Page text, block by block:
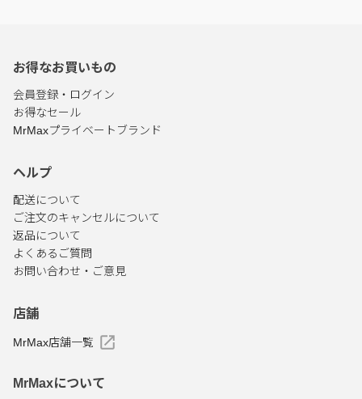
お得なお買いもの
会員登録・ログイン
お得なセール
MrMaxプライベートブランド
ヘルプ
配送について
ご注文のキャンセルについて
返品について
よくあるご質問
お問い合わせ・ご意見
店舗
MrMax店舗一覧
MrMaxについて